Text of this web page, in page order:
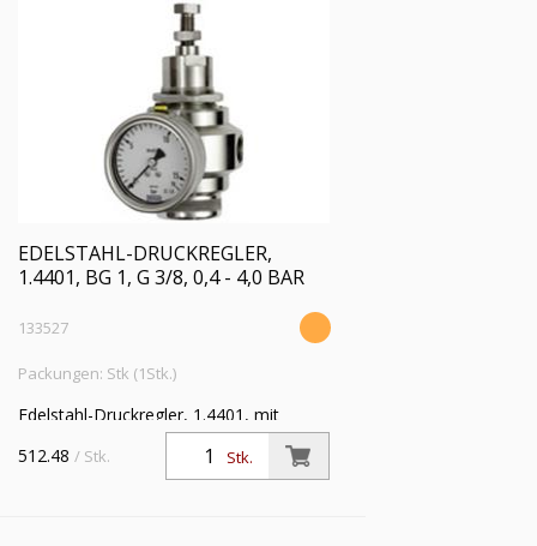
EDELSTAHL-DRUCKREGLER,
1.4401, BG 1, G 3/8, 0,4 - 4,0 BAR
133527
Packungen: Stk (1Stk.)
Edelstahl-Druckregler, 1.4401, mit
Sekundärentlüftung (rücksteuerbar), inkl.
Manometer, BG 1, G 3/8, Regelbereich
Stk.
512.48 / Stk.